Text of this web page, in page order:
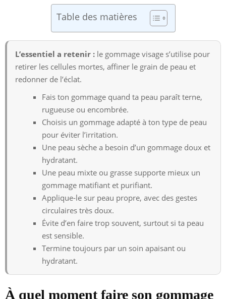
Table des matières
L’essentiel a retenir : le gommage visage s’utilise pour
retirer les cellules mortes, affiner le grain de peau et
redonner de l’éclat.
Fais ton gommage quand ta peau paraît terne,
rugueuse ou encombrée.
Choisis un gommage adapté à ton type de peau
pour éviter l’irritation.
Une peau sèche a besoin d’un gommage doux et
hydratant.
Une peau mixte ou grasse supporte mieux un
gommage matifiant et purifiant.
Applique-le sur peau propre, avec des gestes
circulaires très doux.
Évite d’en faire trop souvent, surtout si ta peau
est sensible.
Termine toujours par un soin apaisant ou
hydratant.
À quel moment faire son gommage